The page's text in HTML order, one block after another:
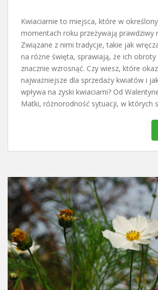
Kwiaciarnie to miejsca, które w
momentach roku przeżywają prawdziwy
Związane z nimi tradycje, takie jak
na różne święta, sprawiają, że ich
znacznie wzrosnąć. Czy wiesz, które
najważniejsze dla sprzedaży kwiatów i
wpływa na zyski kwiaciarni? Od
Matki, różnorodność sytuacji, w których